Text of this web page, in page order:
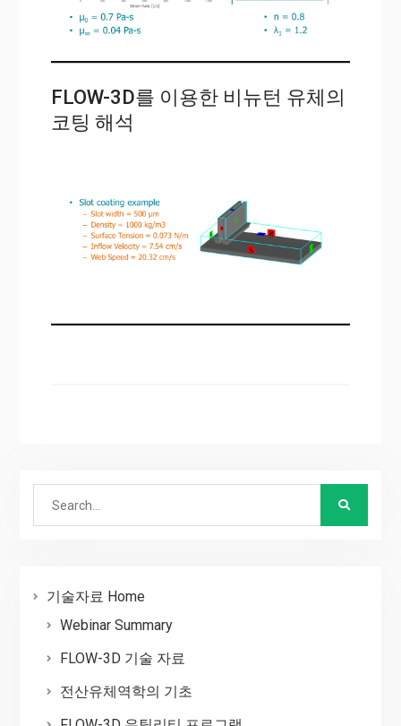
FLOW-3D를 이용한 비뉴턴 유체의
코팅 해석
기술자료 Home
Webinar Summary
FLOW-3D 기술 자료
전산유체역학의 기초